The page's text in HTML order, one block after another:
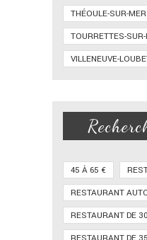
THÉOULE-SUR-MER
TOURRETTES-
VILLENEUVE-
45 À 65 €
RESTAURANT
RESTAURANT DE